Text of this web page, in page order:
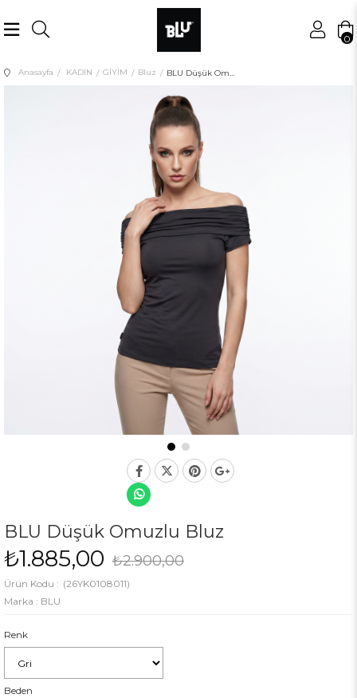
0
Anasayfa KADIN GİYİM Bluz
BLU Düşük Omuzlu Bluz
₺2.900,00
₺1.885,00
(26YK0108011)
Marka : BLU
Renk
Beden